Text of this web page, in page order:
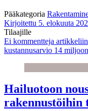
Pääkategoria
Kirjoitettu 5. elokuuta
Tilaajille
Ei kommentteja
kustannusarvio 14
Hailuotoon
rakennustöihin